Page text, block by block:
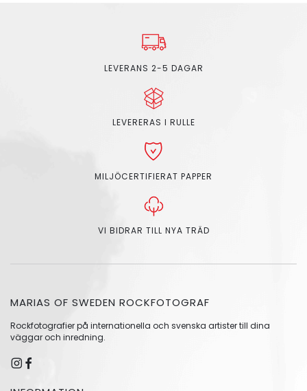
LEVERANS 2-5 DAGAR
LEVERERAS I RULLE
MILJÖCERTIFIERAT PAPPER
VI BIDRAR TILL NYA TRÄD
MARIAS OF SWEDEN ROCKFOTOGRAF
Rockfotografier på internationella och svenska artister till dina
väggar och inredning.